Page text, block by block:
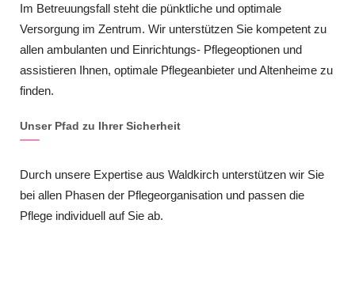
Im Betreuungsfall steht die pünktliche und optimale
Versorgung im Zentrum. Wir unterstützen Sie kompetent zu
allen ambulanten und Einrichtungs- Pflegeoptionen und
assistieren Ihnen, optimale Pflegeanbieter und Altenheime zu
finden.
Unser Pfad zu Ihrer Sicherheit
Durch unsere Expertise aus Waldkirch unterstützen wir Sie
bei allen Phasen der Pflegeorganisation und passen die
Pflege individuell auf Sie ab.